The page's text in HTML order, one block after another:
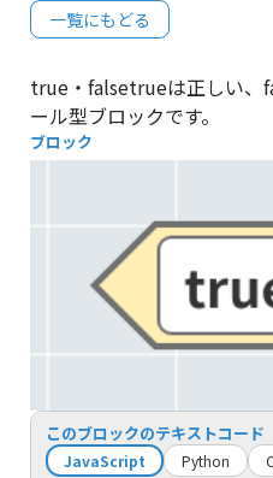
一覧にもどる
true・falsetrueは正しい、
ール型ブロックです。
ブロック
このブロックのテキストコード
JavaScript Python